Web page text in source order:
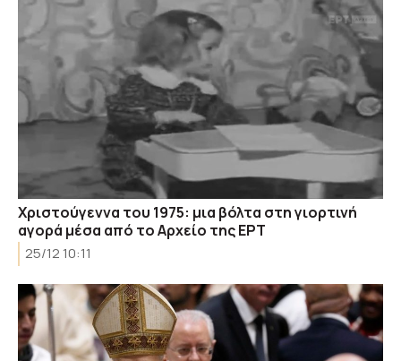
Χριστούγεννα του 1975: μια βόλτα στη γιορτινή
αγορά μέσα από το Αρχείο της ΕΡΤ
25/12 10:11